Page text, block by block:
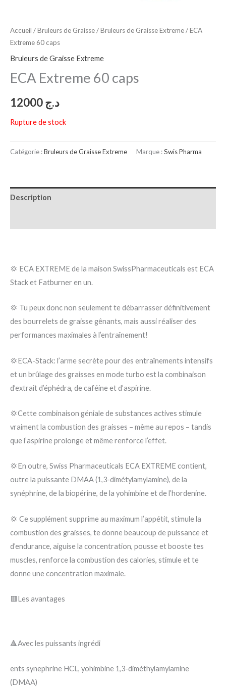
Accueil /Bruleurs de Graisse/Bruleurs de Graisse Extreme/ ECA
Extreme 60 caps
Bruleurs de Graisse Extreme
ECA Extreme 60 caps
د.ج
Rupture de stock
Catégorie :Bruleurs de Graisse Extreme Marque :Swis Pharma
Description
💢 ECA EXTREME de la maison SwissPharmaceuticals est ECA
Stack et Fatburner en un.
💢 Tu peux donc non seulement te débarrasser définitivement
des bourrelets de graisse gênants, mais aussi réaliser des
performances maximales à l’entraînement!
💢ECA-Stack: l’arme secrète pour des entraînements intensifs
et un brûlage des graisses en mode turbo est la combinaison
d’extrait d’éphédra, de caféine et d’aspirine.
💢Cette combinaison géniale de substances actives stimule
vraiment la combustion des graisses – même au repos – tandis
que l’aspirine prolonge et même renforce l’effet.
💢En outre, Swiss Pharmaceuticals ECA EXTREME contient,
outre la puissante DMAA (1,3-dimétylamylamine), de la
synéphrine, de la biopérine, de la yohimbine et de l’hordenine.
💢 Ce supplément supprime au maximum l’appétit, stimule la
combustion des graisses, te donne beaucoup de puissance et
d’endurance, aiguise la concentration, pousse et booste tes
muscles, renforce la combustion des calories, stimule et te
donne une concentration maximale.
🟥Les avantages
🔺Avec les puissants ingrédi
ents synephrine HCL, yohimbine 1,3-diméthylamylamine
(DMAA)